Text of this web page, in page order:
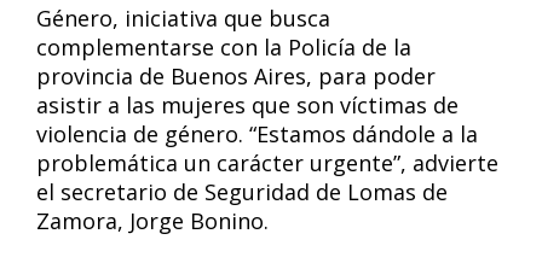
Género, iniciativa que busca
complementarse con la Policía de la
provincia de Buenos Aires, para poder
asistir a las mujeres que son víctimas de
violencia de género. “Estamos dándole a la
problemática un carácter urgente”, advierte
el secretario de Seguridad de Lomas de
Zamora, Jorge Bonino.